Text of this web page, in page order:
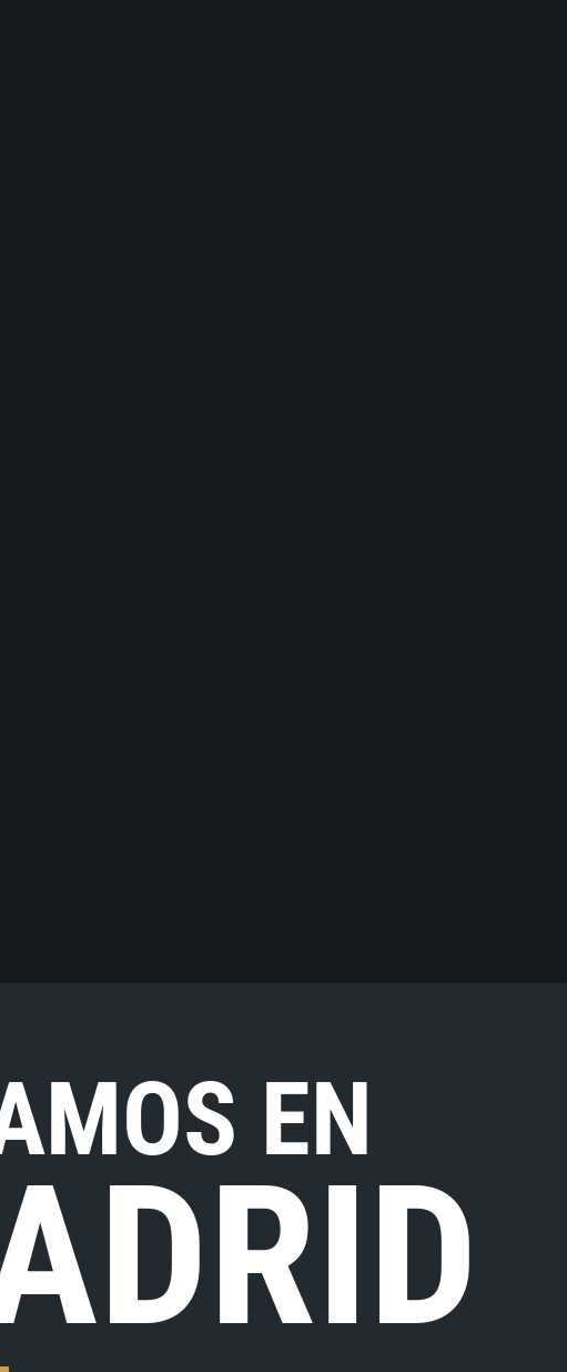
EN